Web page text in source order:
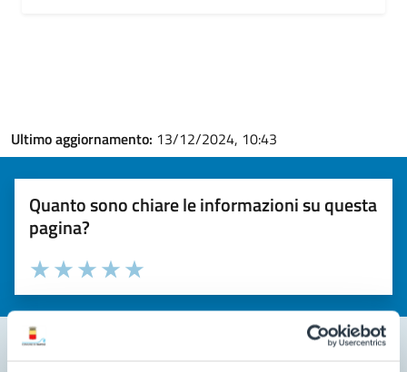
Ultimo aggiornamento: 13/12/2024, 10:43
Quanto sono chiare le informazioni su questa
pagina?
Valuta la chiarezza delle informazioni (da 1 a 5 stelle)
Seleziona il numero di stelle per valutare la chiarezza delle
Valuta 5 stelle su 5
Valuta 4 stelle su 5
Valuta 3 stelle su 5
Valuta 2 stelle su 5
Valuta 1 stelle su 5